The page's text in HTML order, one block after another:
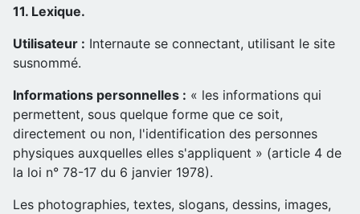
11. Lexique.
Utilisateur : Internaute se connectant, utilisant le site
susnommé.
Informations personnelles : « les informations qui
permettent, sous quelque forme que ce soit,
directement ou non, l'identification des personnes
physiques auxquelles elles s'appliquent » (article 4 de
la loi n° 78-17 du 6 janvier 1978).
Les photographies, textes, slogans, dessins, images,